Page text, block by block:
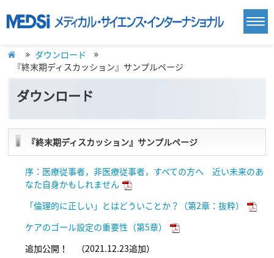
ダウンロード
ダウンロード
『終末期ディスカッション』サンプルページ
『終末期ディスカッション』サンプルページ
序：医療従事者，非医療従事者，すべての方へ 近い未来のあ
なた自身かもしれません
「倫理的に正しい」とはどういことか？（第2章：抜粋）
ケアのゴール設定の重要性（第5章）
追加公開！ （2021.12.23追加）